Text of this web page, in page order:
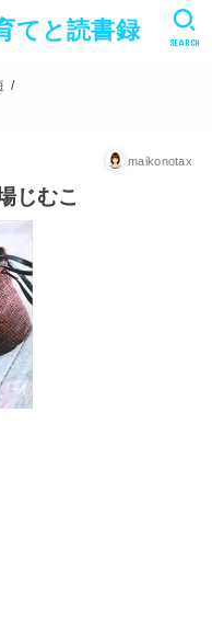
てと読書録 SEARCH
maikonotax
じむこ